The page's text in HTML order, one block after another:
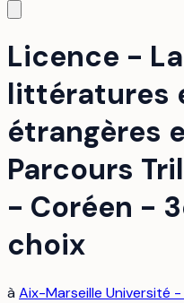
Licence -
littératures
étrangères
Parcours
- Coréen -
choix
à Aix-Marseille Université